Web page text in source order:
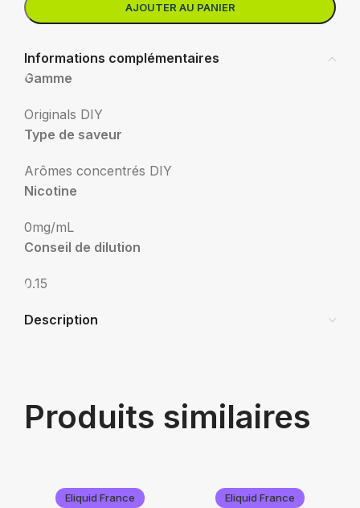
AJOUTER AU PANIER
Informations complémentaires
Gamme
Originals DIY
Type de saveur
Arômes concentrés DIY
Nicotine
0mg/mL
Conseil de dilution
0.15
Description
Produits similaires
Eliquid France Eliquid France